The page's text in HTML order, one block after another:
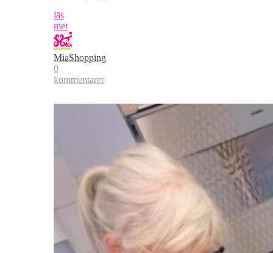
läs
mer
MiaShopping
0
kommentarer